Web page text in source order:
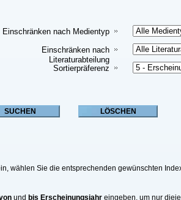
Einschränken nach Medientyp
Einschränken nach
Literaturabteilung
Sortierpräferenz
wählen Sie die entsprechenden gewünschten
und bis Erscheinungsjahr eingeben, um nur